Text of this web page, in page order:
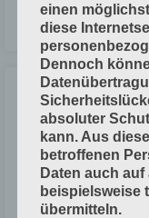
LESEN »
Von Hand
Je nach Werkzeug
schneiden Mit der
LESEN »
einen
diese
Dennoch
absoluter
kann. Aus
betroffenen
Daten auch
beispielsweise
übermitteln.